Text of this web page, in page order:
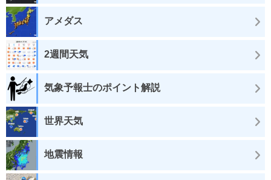
アメダス
2週間天気
気象予報士のポイント解説
世界天気
地震情報